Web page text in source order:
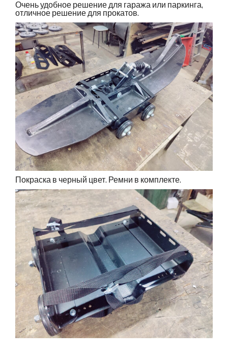
Очень удобное решение для гаража или паркинга,
отличное решение для прокатов.
Покраска в черный цвет. Ремни в комплекте.